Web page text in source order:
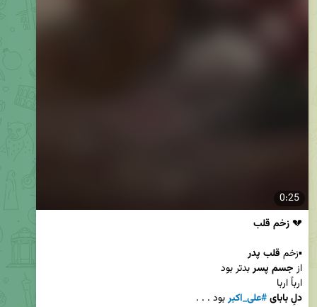
0:25
💔 زخم قلب
▪️زخم قلب پدر
از جسم پسر
ارباً اربا
دلِ بابای #علی_اکبر